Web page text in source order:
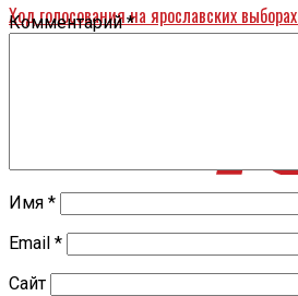
Ход голосования на ярославских
независимые наблюдатели
Комментарий*
Имя *
Email *
Сайт